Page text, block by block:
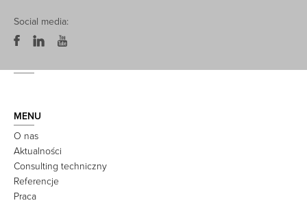
Social media:
MENU
O nas
Aktualności
Consulting techniczny
Referencje
Praca